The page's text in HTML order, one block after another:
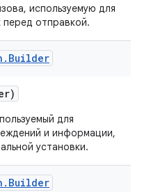
используемую для
отправкой.
. Builder
для
и информации,
установки.
. Builder